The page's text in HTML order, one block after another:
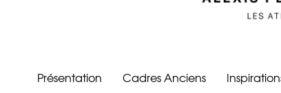
Présentation Cadres Anciens